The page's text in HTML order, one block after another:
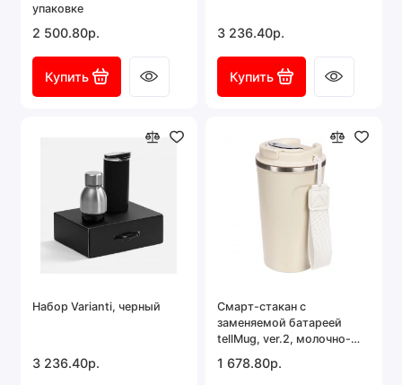
упаковке
2 500.80р.
Купить
3 236.40р.
Купить
Набор Varianti, черный
3 236.40р.
Смарт-стакан с
заменяемой батареей
tellMug, ver.2, молочно-
1 678.80р.